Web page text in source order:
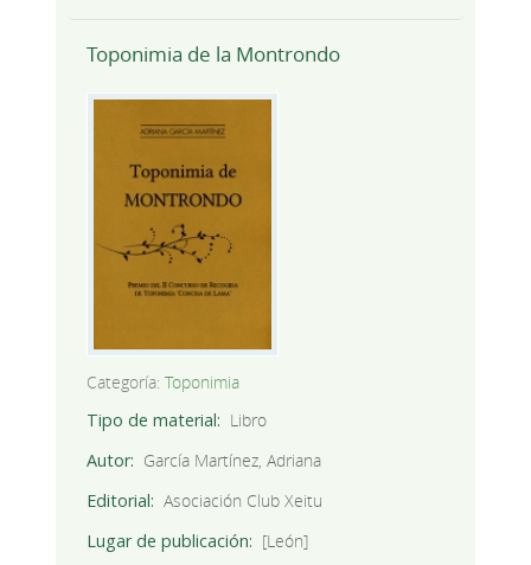
Toponimia de la Montrondo
Categoría: Toponimia
Tipo de material
Libro
Autor
García Martínez, Adriana
Editorial
Asociación Club Xeitu
Lugar de publicación
[León]